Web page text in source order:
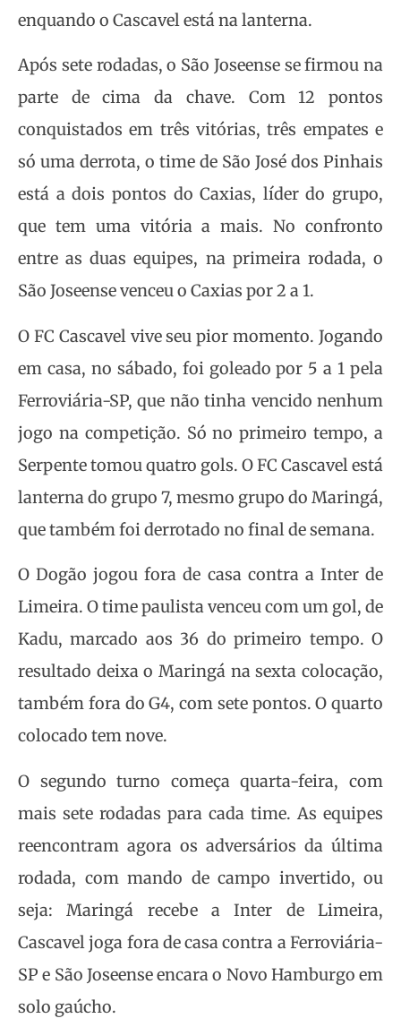
enquando o Cascavel está na lanterna.
Após sete rodadas, o São Joseense se firmou na
parte de cima da chave. Com 12 pontos
conquistados em três vitórias, três empates e
só uma derrota, o time de São José dos Pinhais
está a dois pontos do Caxias, líder do grupo,
que tem uma vitória a mais. No confronto
entre as duas equipes, na primeira rodada, o
São Joseense venceu o Caxias por 2 a 1.
O FC Cascavel vive seu pior momento. Jogando
em casa, no sábado, foi goleado por 5 a 1 pela
Ferroviária-SP, que não tinha vencido nenhum
jogo na competição. Só no primeiro tempo, a
Serpente tomou quatro gols. O FC Cascavel está
lanterna do grupo 7, mesmo grupo do Maringá,
que também foi derrotado no final de semana.
O Dogão jogou fora de casa contra a Inter de
Limeira. O time paulista venceu com um gol, de
Kadu, marcado aos 36 do primeiro tempo. O
resultado deixa o Maringá na sexta colocação,
também fora do G4, com sete pontos. O quarto
colocado tem nove.
O segundo turno começa quarta-feira, com
mais sete rodadas para cada time. As equipes
reencontram agora os adversários da última
rodada, com mando de campo invertido, ou
seja: Maringá recebe a Inter de Limeira,
Cascavel joga fora de casa contra a Ferroviária-
SP e São Joseense encara o Novo Hamburgo em
solo gaúcho.